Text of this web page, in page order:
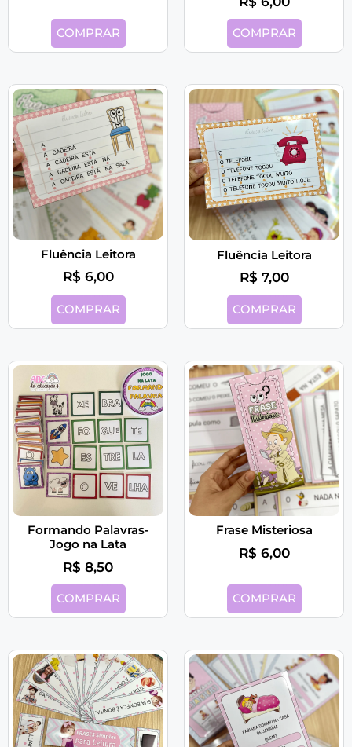
COMPRAR COMPRAR
Fluência Leitora
R$ 6,00
COMPRAR
Fluência Leitora
R$ 7,00
COMPRAR
Formando Palavras-
Jogo na Lata
R$ 8,50
COMPRAR
Frase Misteriosa
R$ 6,00
COMPRAR